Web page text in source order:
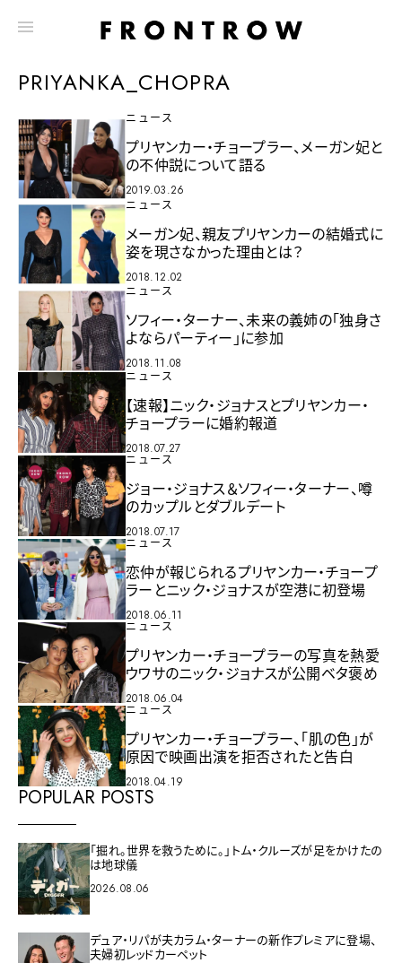
PRIYANKA_CHOPRA
ニュース
プリヤンカー・チョープラー、メーガン妃と
の不仲説について語る
2019.03.26
ニュース
メーガン妃、親友プリヤンカーの結婚式に
姿を現さなかった理由とは？
2018.12.02
ニュース
ソフィー・ターナー、未来の義姉の「独身さ
よならパーティー」に参加
2018.11.08
ニュース
【速報】ニック・ジョナスとプリヤンカー・
チョープラーに婚約報道
2018.07.27
ニュース
ジョー・ジョナス＆ソフィー・ターナー、噂
のカップルとダブルデート
2018.07.17
ニュース
恋仲が報じられるプリヤンカー・チョープ
ラーとニック・ジョナスが空港に初登場
2018.06.11
ニュース
プリヤンカー・チョープラーの写真を熱愛
ウワサのニック・ジョナスが公開ベタ褒め
2018.06.04
ニュース
プリヤンカー・チョープラー、「肌の色」が
原因で映画出演を拒否されたと告白
2018.04.19
POPULAR POSTS
「掘れ。世界を救うために。」トム・クルーズが足をかけたの
は地球儀
2026.08.06
デュア・リパが夫カラム・ターナーの新作プレミアに登場、
夫婦初レッドカーペット